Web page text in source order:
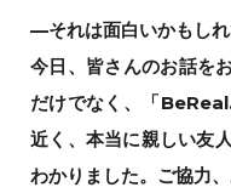
—それは面白いかもしれ
今日、皆さんのお話を
だけでなく、「
近く、本当に親しい友
わかりました。ご協力